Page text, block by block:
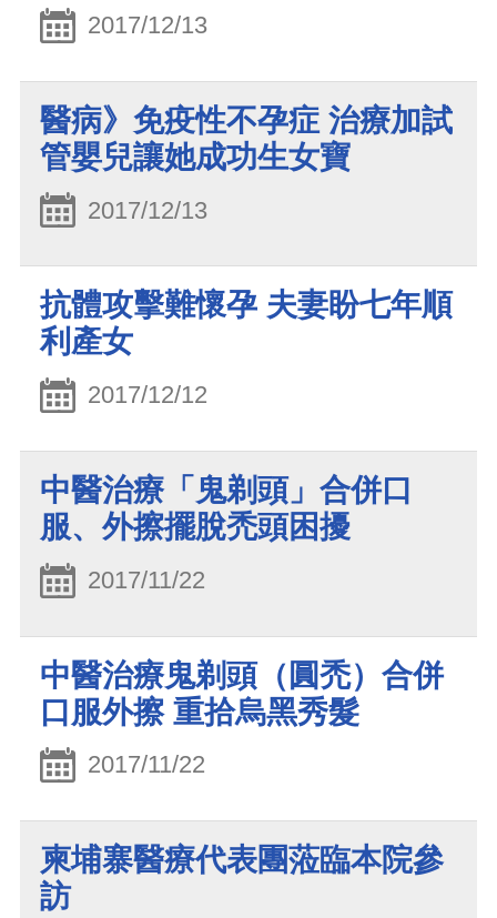
2017/12/13
醫病》免疫性不孕症 治療加試
管嬰兒讓她成功生女寶
2017/12/13
抗體攻擊難懷孕 夫妻盼七年順
利產女
2017/12/12
中醫治療「鬼剃頭」合併口
服、外擦擺脫禿頭困擾
2017/11/22
中醫治療鬼剃頭（圓禿）合併
口服外擦 重拾烏黑秀髮
2017/11/22
柬埔寨醫療代表團蒞臨本院參
訪